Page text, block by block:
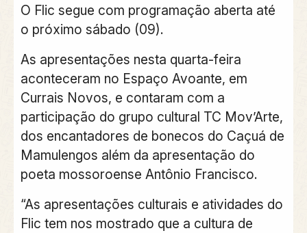
O Flic segue com programação aberta até
o próximo sábado (09).
As apresentações nesta quarta-feira
aconteceram no Espaço Avoante, em
Currais Novos, e contaram com a
participação do grupo cultural TC Mov’Arte,
dos encantadores de bonecos do Caçuá de
Mamulengos além da apresentação do
poeta mossoroense Antônio Francisco.
“As apresentações culturais e atividades do
Flic tem nos mostrado que a cultura de